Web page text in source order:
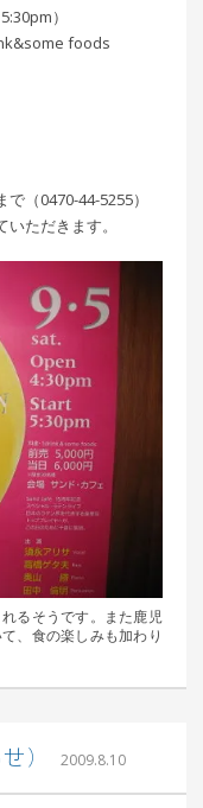
）
foods
（0470-44-5255）
ただきます。
るそうです。また鹿児
、食の楽しみも加わり
） 2009.8.10｜ 更新
2015年1
込山 敏郎